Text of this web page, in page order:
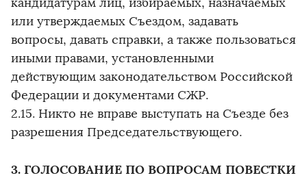
или утверждаемых Съездом, задавать
вопросы, давать справки, а также пользоваться
иными правами, установленными
действующим законодательством Российской
Федерации и документами СЖР.
2.15. Никто не вправе выступать на Съезде без
разрешения Председательствующего.
3. ГОЛОСОВАНИЕ ПО ВОПРОСАМ ПОВЕСТКИ